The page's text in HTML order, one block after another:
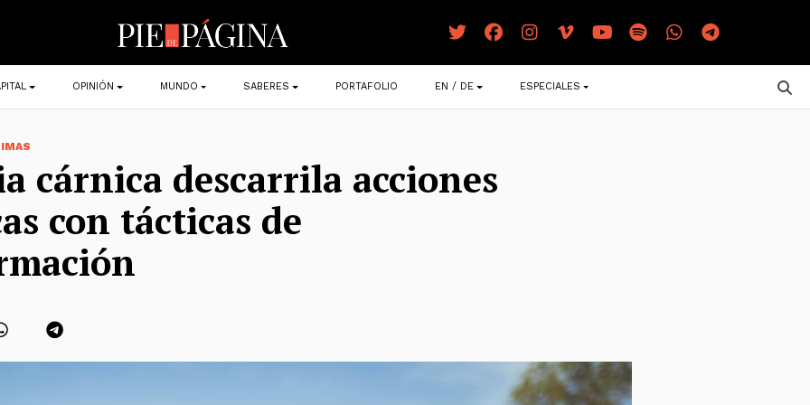
OPINIÓN MUNDO SABERES PORTAFOLIO EN / DE ESPECIALES
cárnica descarrila acciones
con tácticas de